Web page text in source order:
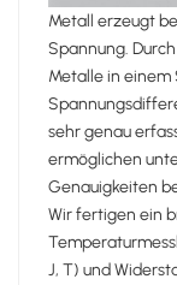
Metall erzeugt
Spannung.
Metalle in einem
sehr genau
ermöglichen
Genauigkeiten
Wir fertigen ein
J, T) und